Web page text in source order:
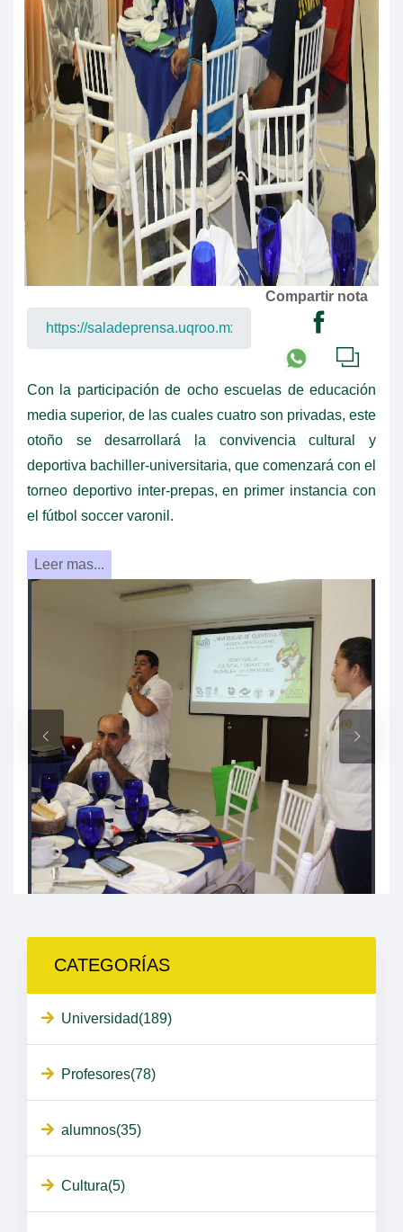
Compartir nota
Con la participación de ocho escuelas de educación
media superior, de las cuales cuatro son privadas, este
otoño se desarrollará la convivencia cultural y
deportiva bachiller-universitaria, que comenzará con el
torneo deportivo inter-prepas, en primer instancia con
el fútbol soccer varonil.
Leer mas...
CATEGORÍAS
Universidad(189)
Profesores(78)
alumnos(35)
Cultura(5)